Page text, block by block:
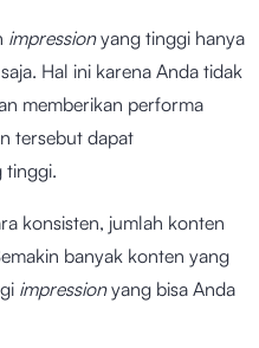
impressionyang tinggi hanya
Hal ini karena Anda tidak
memberikan performa
tersebut dapat
konsisten, jumlah konten
banyak konten yang
impressionyang bisa Anda